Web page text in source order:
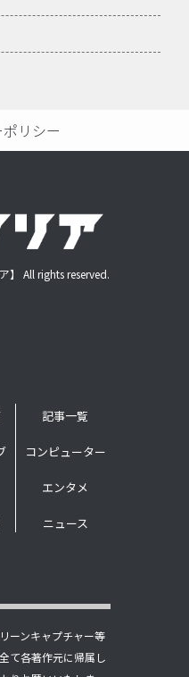
リシー
】 All rights reserved.
記事一覧
コンピューター
エンタメ
ニュース
ーンキャプチャー等
て各著作元に帰属し